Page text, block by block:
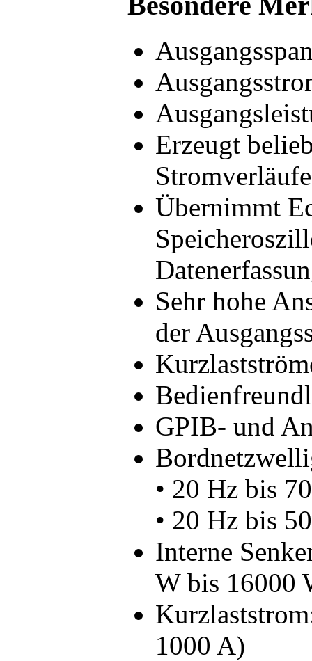
Erzeugt
Stromverläufe
Übernimmt
Sehr hohe
der
GPIB- und
• 20 Hz bis
• 20 Hz bis
Interne
W bis 16000
1000 A)